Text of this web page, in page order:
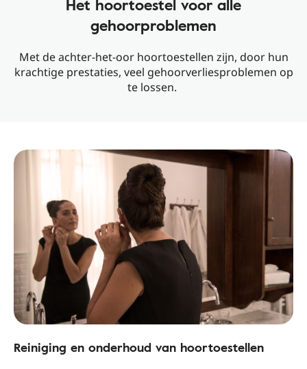
gehoorproblemen
Met de achter-het-oor hoortoestellen zijn, door hun
krachtige prestaties, veel gehoorverliesproblemen op
te lossen.
Reiniging en onderhoud van hoortoestellen